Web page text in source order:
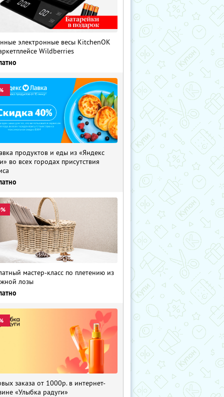
электронные весы KitchenOK
Wildberries
продуктов и еды из «Яндекс
во всех городах присутствия
мастер-класс по плетению из
лозы
заказа от 1000р. в интернет-
«Улыбка радуги»